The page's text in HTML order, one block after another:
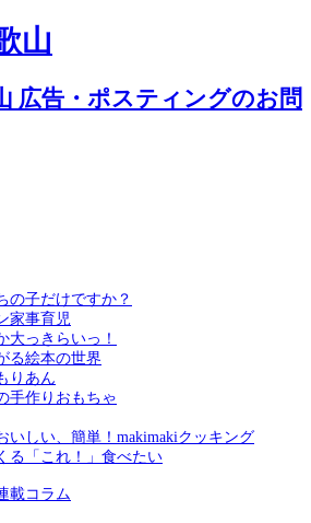
の子だけですか？
家事育児
大っきらいっ！
る絵本の世界
りあん
手作りおもちゃ
いしい、簡単！makimakiクッキング
る「これ！」食べたい
載コラム